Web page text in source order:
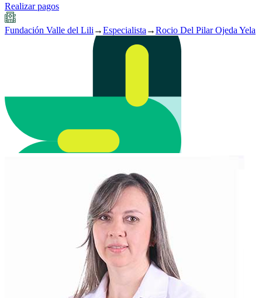
Realizar pagos
Fundación Valle del Lili →Especialista →Rocio Del Pilar Ojeda Yela